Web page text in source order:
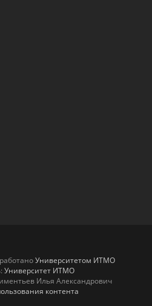
Университетом ИТМО
Университет ИТМО
Илья Александрович
контента